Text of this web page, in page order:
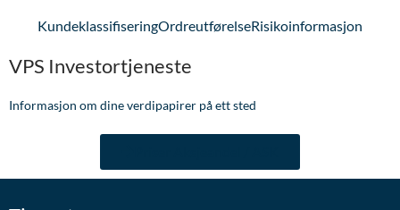
KundeklassifiseringOrdreutførelseRisikoinformasjon
VPS Investortjeneste
Informasjon om dine verdipapirer på ett sted